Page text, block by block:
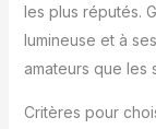
les plus réputés.
lumineuse et à
amateurs que les
Critères pour